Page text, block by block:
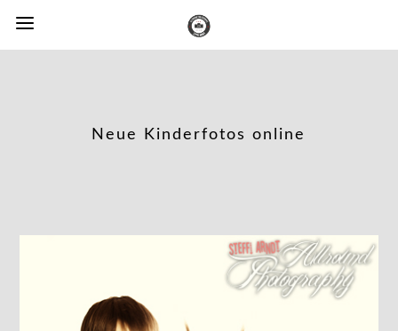
Neue Kinderfotos online